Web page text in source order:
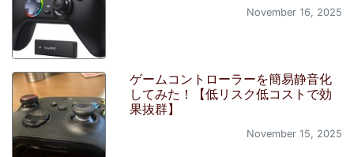
November 16, 2025
ゲームコントローラーを簡易静音化
してみた！【低リスク低コストで効
果抜群】
November 15, 2025